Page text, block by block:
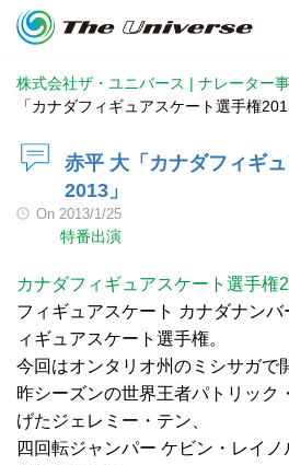
株式会社ザ・ユニバース | ナレーター
「カナダフィギュアスケート選手権
赤平 大「カナダフィギ
2013」
On 2013/1/25
特番出演
カナダフィギュアスケート選手権
フィギュアスケート カナダナン
ィギュアスケート選手権。
今回はオンタリオ州のミシサガで
昨シーズンの世界王者パトリック
げたジェレミー・テン、
四回転ジャンパー ケビン・レイ